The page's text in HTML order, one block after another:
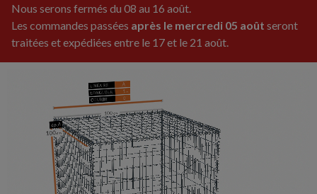
Nous serons fermés du 08 au 16 août.
Les commandes passées après le mercredi 05 août seront
traitées et expédiées entre le 17 et le 21 août.